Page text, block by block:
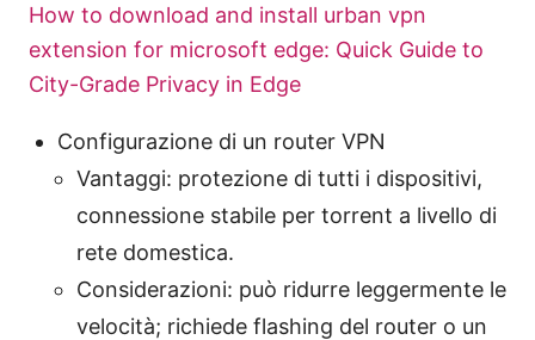
How to download and install urban vpn
extension for microsoft edge: Quick Guide to
City-Grade Privacy in Edge
Configurazione di un router VPN
Vantaggi: protezione di tutti i dispositivi,
connessione stabile per torrent a livello di
rete domestica.
Considerazioni: può ridurre leggermente le
velocità; richiede flashing del router o un